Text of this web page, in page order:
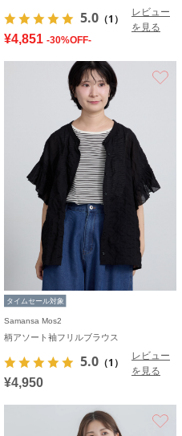
5.0 （1）
レビュー
を見る
¥4,851 -30%OFF-
タイムセール対象
Samansa Mos2
柄アソート袖フリルブラウス
5.0 （1）
レビュー
を見る
¥4,950